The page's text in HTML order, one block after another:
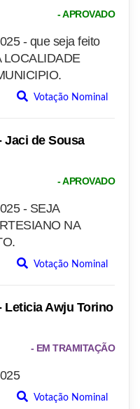
- APROVADO
- que seja feito
LOCALIDADE
Votação Nominal
Jaci de Sousa
- APROVADO
- SEJA
NA
Votação Nominal
Leticia Awju Torino
- EM TRAMITAÇÃO
Votação Nominal